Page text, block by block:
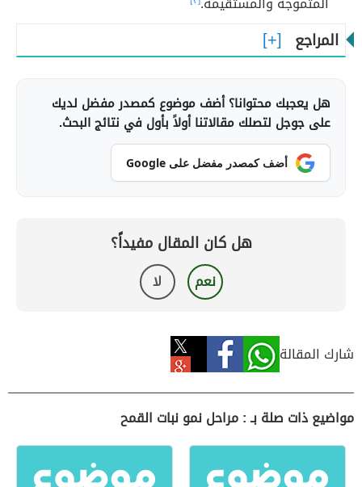
المراجع
هل يعجبك محتوانا؟ أضف موضوع كمصدر مفضل لديك
على جوجل لتصلك مقالاتنا أولاً بأول في نتائج البحث.
أضف كمصدر مفضل على Google
هل كان المقال مفيداً؟
نعم لا
شارك المقالة
مواضيع ذات صلة بـ : مراحل نمو نبات القمح